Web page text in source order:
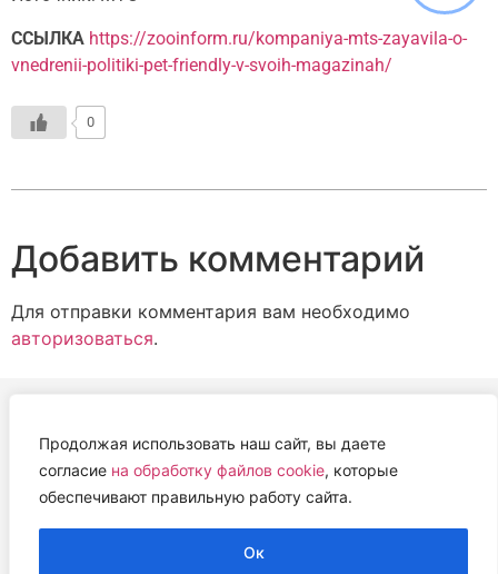
Продолжая использовать наш сайт, вы даете
согласие на обработку файлов cookie, которые
обеспечивают правильную работу сайта.
Ок
ССЫЛКА https://zooinform.ru/kompaniya-mts-zayavila-o-
vnedrenii-politiki-pet-friendly-v-svoih-magazinah/
0
Добавить комментарий
Для отправки комментария вам необходимо
авторизоваться.
АВТОНОМНАЯ НЕКОММЕРЧЕСКАЯ ОРГАНИЗАЦИЯ
«ЦЕНТР ВЕТЕРИНАРНОЙ ТЕРАПИИ, ИММУНОЛОГИИ И
ИММУНОПАТОЛОГИИ» (ЦВЕТИ)
Работем с 2019 года.